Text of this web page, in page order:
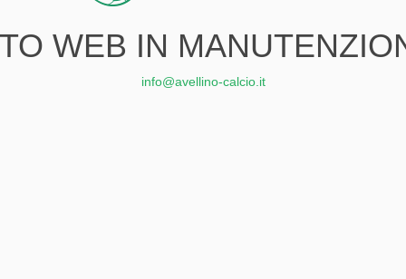
WEB IN
info@avellino-calcio.it